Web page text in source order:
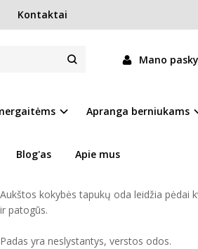
Kontaktai
Mano
Apranga berniukams
Blog'as Apie mus
Prekės kodas:
15361-K1596-61688
Tapukai skirti vaikščiojimui uždaroje
Aukštos kokybės tapukų oda leidžia pėdai
ir patogūs.
Padas yra neslystantys, verstos odos.